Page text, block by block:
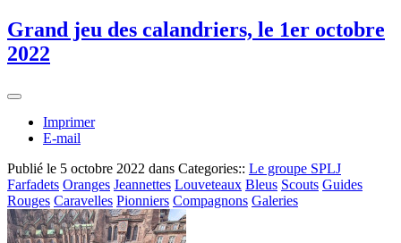
Grand jeu des calandriers, le 1er octobre
2022
Imprimer
E-mail
Publié le 5 octobre 2022 dans Categories:: Le groupe SPLJ
Farfadets Oranges Jeannettes Louveteaux Bleus Scouts Guides
Rouges Caravelles Pionniers Compagnons Galeries